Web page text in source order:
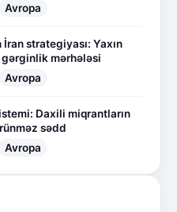
Avropa
İran strategiyası: Yaxın
mərhələsi
Avropa
Daxili miqrantların
sədd
Avropa